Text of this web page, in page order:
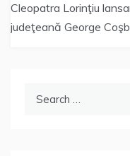
Cleopatra Lorinţiu
judeţeană George